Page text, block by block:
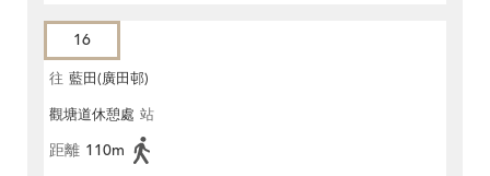
16
往 藍田(廣田邨)
觀塘道休憩處 站
距離 110m